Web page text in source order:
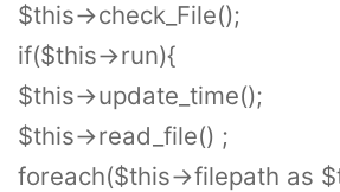
$this->check_File();
if($this->run){
$this->update_time();
$this->read_file() ;
foreach($this->filepath as